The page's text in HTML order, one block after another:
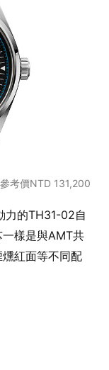
考價NTD 131,200
力的TH31-02自
樣是與AMT共
紅面等不同配